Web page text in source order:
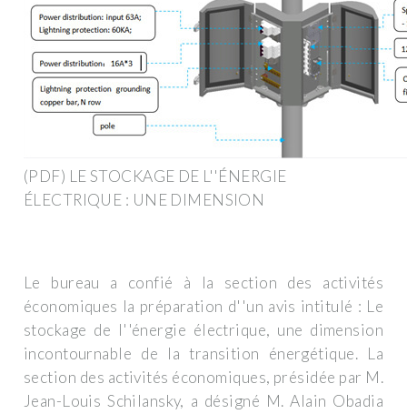
(PDF) LE STOCKAGE DE L''ÉNERGIE
ÉLECTRIQUE : UNE DIMENSION
Le bureau a confié à la section des activités
économiques la préparation d''un avis intitulé : Le
stockage de l''énergie électrique, une dimension
incontournable de la transition énergétique. La
section des activités économiques, présidée par M.
Jean-Louis Schilansky, a désigné M. Alain Obadia